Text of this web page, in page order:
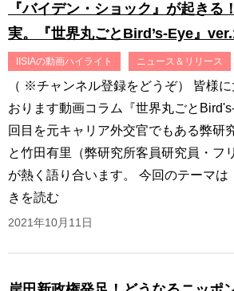
『バイデン・ショック』が起きる
実。『世界丸ごとBird’s-Eye』
IISIAの動画ハイライト ニュース＆リリース
（ ※チャンネル登録をどうぞ） 皆様
おります動画コラム『世界丸ごと
回目を元キャリア外交官でもある弊研
と竹田有里（弊研究所客員研究員・フ
が熱く語り合います。 今回のテーマは
きを読む
2021年10月11日